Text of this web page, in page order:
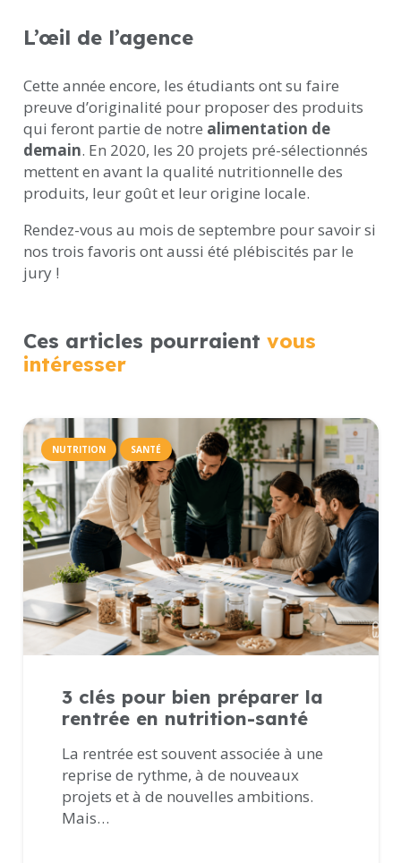
L’œil de l’agence
Cette année encore, les étudiants ont su faire
preuve d’originalité pour proposer des produits
qui feront partie de notre alimentation de
demain. En 2020, les 20 projets pré-sélectionnés
mettent en avant la qualité nutritionnelle des
produits, leur goût et leur origine locale.
Rendez-vous au mois de septembre pour savoir si
nos trois favoris ont aussi été plébiscités par le
jury !
Ces articles pourraient vous
intéresser
NUTRITION SANTÉ
3 clés pour bien préparer la
rentrée en nutrition-santé
La rentrée est souvent associée à une
reprise de rythme, à de nouveaux
projets et à de nouvelles ambitions.
Mais…